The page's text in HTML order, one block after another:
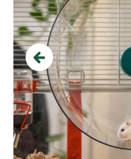
Previous